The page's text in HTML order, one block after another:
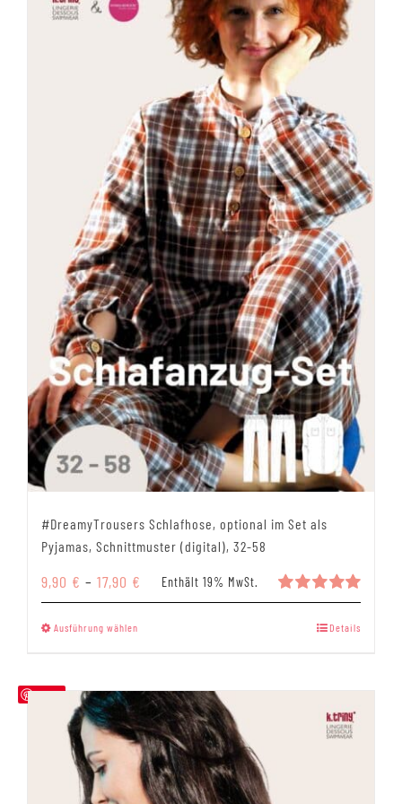
#DreamyTrousers Schlafhose, optional im Set als
Pyjamas, Schnittmuster (digital), 32-58
Bewertet
5.00
9,90 € – 17,90 € Preisspanne:
9,90 €
Enthält 19% MwSt.
Ausführung wählen
mehrere
Varianten
auf.
Die
Optionen
Details
Save